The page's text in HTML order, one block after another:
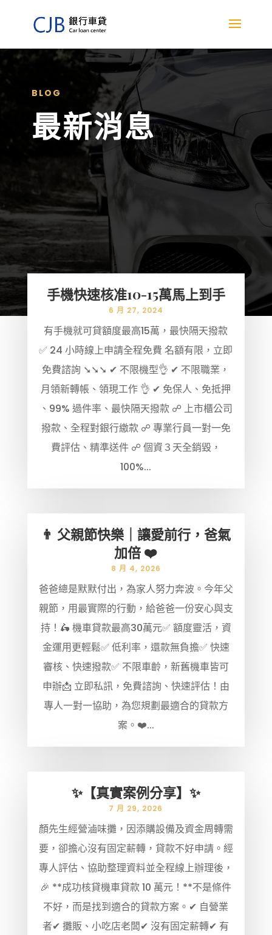
BLOG
最新消息
手機快速核准10-15萬馬上到手
6 月 27, 2024
有手機就可貸額度最高15萬，最快隔天撥款
✅ 24 小時線上申請全程免費 名額有限，立即
免費諮詢 ➘➘➘ ✔ 不限機型👌 ✔ 不限職業，
月領新轉帳、領現工作 👌 ✔ 免保人、免抵押
、99% 過件率、最快隔天撥款 ☍ 上市櫃公司
撥款、全程對銀行繳款 ☍ 專業行員一對一免
費評估、精準送件 ☍ 個資３天全銷毀，
100%...
👨 父親節快樂｜讓愛前行，爸氣
加倍 ❤️
8 月 4, 2026
爸爸總是默默付出，為家人努力奔波。今年父
親節，用最實際的行動，給爸爸一份安心與支
持！🛵 機車貸款最高30萬元✅ 額度靈活，資
金運用更輕鬆✅ 低利率，還款無負擔✅ 快速
審核、快速撥款✅ 不限車齡，新舊機車皆可
申辦📩 立即私訊，免費諮詢、快速評估！由
專人一對一協助，為您規劃最適合的貸款方
案。❤️...
✨【真實案例分享】✨
7 月 29, 2026
顏先生經營滷味攤，因添購設備及資金周轉需
要，卻擔心沒有固定薪轉，貸款不好申請。經
專人評估、協助整理資料並全程線上辦理後，
🎉 **成功核貸機車貸款 10 萬元！**不是條件
不好，而是找到適合的貸款方案。✔ 自營業
者✔ 攤販、小吃店老闆✔ 沒有固定薪轉✔ 有